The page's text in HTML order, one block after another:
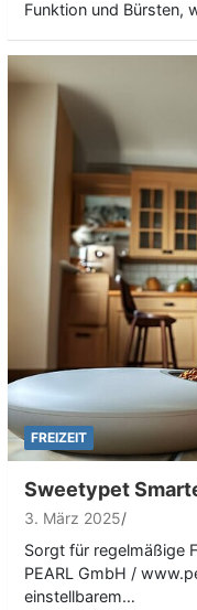
Funktion und Bürsten,
FREIZEIT
Sweetypet
3. März 2025
Sorgt für regelmäßige
PEARL GmbH /
einstellbarem…